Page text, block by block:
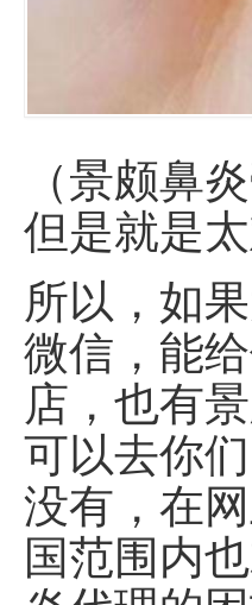
（景颇鼻
但是就是太
所以，如
微信，能
店，也有
可以去你
没有，在
国范围内